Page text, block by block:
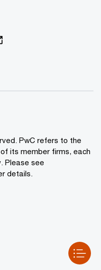
PwC refers to the
its member firms, each
Please see
details.